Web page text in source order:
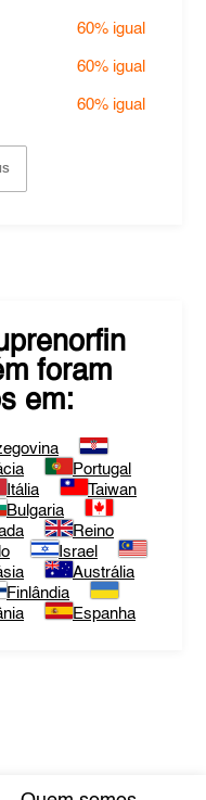
60% igual
60% igual
60% igual
foram
em:
Portugal
Itália
Taiwan
Bulgaria
Reino
Israel
Austrália
Finlândia
Espanha